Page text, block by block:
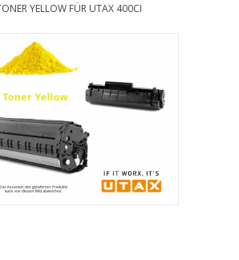
YELLOW FÜR UTAX 400CI